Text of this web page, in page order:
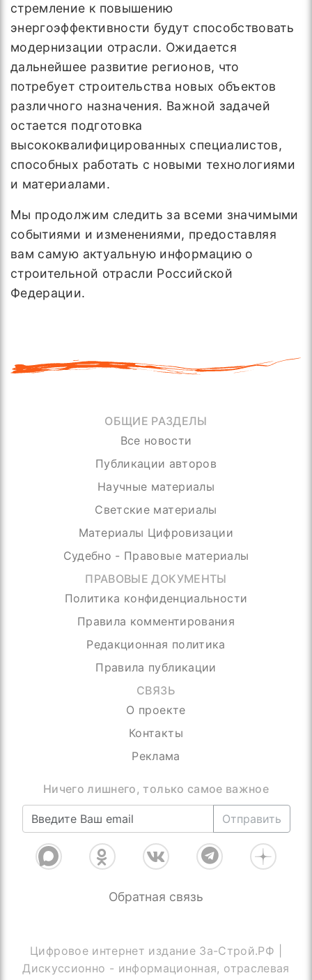
стремление к повышению
энергоэффективности будут способствовать
модернизации отрасли. Ожидается
дальнейшее развитие регионов, что
потребует строительства новых объектов
различного назначения. Важной задачей
остается подготовка
высококвалифицированных специалистов,
способных работать с новыми технологиями
и материалами.
Мы продолжим следить за всеми значимыми
событиями и изменениями, предоставляя
вам самую актуальную информацию о
строительной отрасли Российской
Федерации.
ОБЩИЕ РАЗДЕЛЫ
Все новости
Публикации авторов
Научные материалы
Светские материалы
Материалы Цифровизации
Судебно - Правовые материалы
ПРАВОВЫЕ ДОКУМЕНТЫ
Политика конфиденциальности
Правила комментирования
Редакционная политика
Правила публикации
СВЯЗЬ
О проекте
Контакты
Реклама
Ничего лишнего, только самое важное
Отправить
Обратная связь
Цифровое интернет издание За-Строй.РФ |
Дискуссионно - информационная, отраслевая